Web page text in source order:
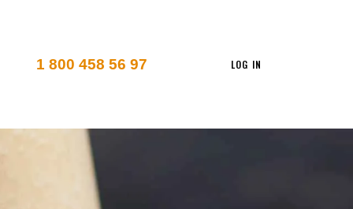
1 800 458 56 97 LOG IN